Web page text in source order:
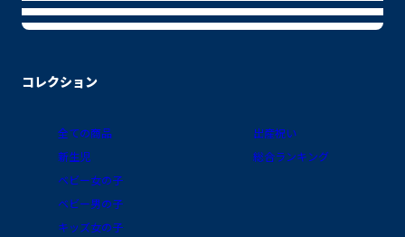
コレクション
全ての商品
新生児
ベビー女の子
ベビー男の子
キッズ女の子
出産祝い
総合ランキング